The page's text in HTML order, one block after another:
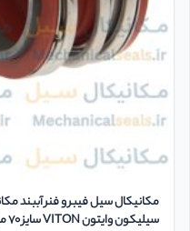
سیلیکون وایتون VITON سایز 70 میلیمتر